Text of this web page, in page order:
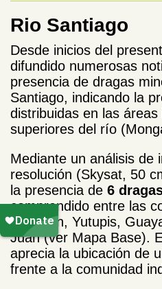
Rio Santiago
Desde inicios del
difundido numerosas
presencia de dragas
Santiago, indicando la
distribuidas en las
superiores del río
Mediante un análisis de
resolución (Skysat, 50
la presencia de 6
comprendido entre las
de Belén, Yutupis,
Juan (ver Mapa Base).
aprecia la ubicación de
frente a la comunidad